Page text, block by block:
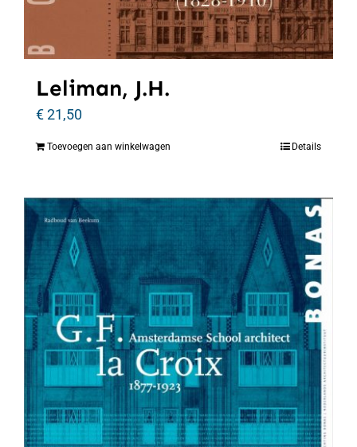
Leliman, J.H.
€21,50
Toevoegen aan winkelwagen Details